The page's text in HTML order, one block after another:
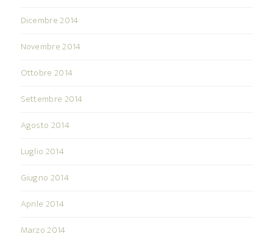
Dicembre 2014
Novembre 2014
Ottobre 2014
Settembre 2014
Agosto 2014
Luglio 2014
Giugno 2014
Aprile 2014
Marzo 2014